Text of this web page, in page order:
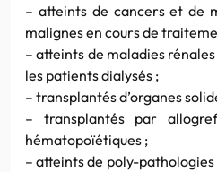
– atteints de cancers et de
malignes en cours de
– atteints de maladies
les patients dialysés ;
– transplantés d’organes
– transplantés par
hématopoïétiques ;
– atteints de poly-